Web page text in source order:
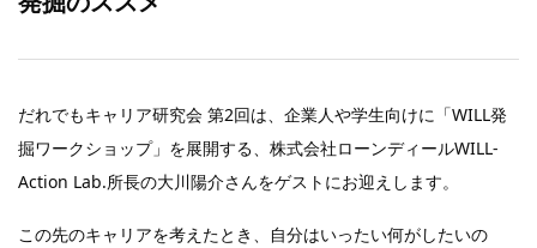
だれでもキャリア研究会 第2回は、企業人や学生向けに「WILL発
掘ワークショップ」を展開する、株式会社ローンディールWILL-
Action Lab.所長の大川陽介さんをゲストにお迎えします。
この先のキャリアを考えたとき、自分はいったい何がしたいの